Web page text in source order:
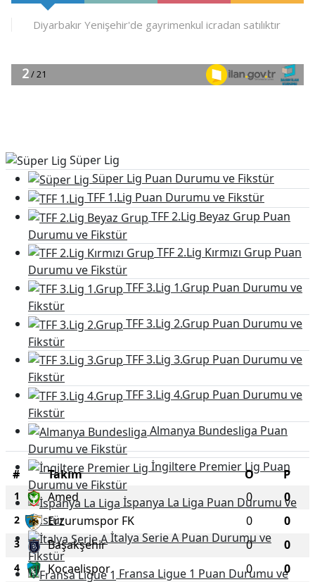
Süper Lig
Süper Lig Puan Durumu ve Fikstür
TFF 1.Lig Puan Durumu ve Fikstür
TFF 2.Lig Beyaz Grup Puan
Durumu ve Fikstür
TFF 2.Lig Kırmızı Grup Puan
Durumu ve Fikstür
TFF 3.Lig 1.Grup Puan Durumu ve
Fikstür
TFF 3.Lig 2.Grup Puan Durumu ve
Fikstür
TFF 3.Lig 3.Grup Puan Durumu ve
Fikstür
TFF 3.Lig 4.Grup Puan Durumu ve
Fikstür
Almanya Bundesliga Puan
Durumu ve Fikstür
İngiltere Premier Lig Puan
Durumu ve Fikstür
İspanya La Liga Puan Durumu ve
Fikstür
İtalya Serie A Puan Durumu ve
Fikstür
Fransa Ligue 1 Puan Durumu ve
# Takım O P
1 Amed 0 0
2 Erzurumspor FK 0 0
3 Başakşehir 0 0
4 Kocaelispor 0 0